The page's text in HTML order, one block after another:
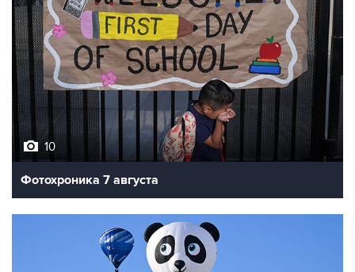
10
Фотохроника 7 августа